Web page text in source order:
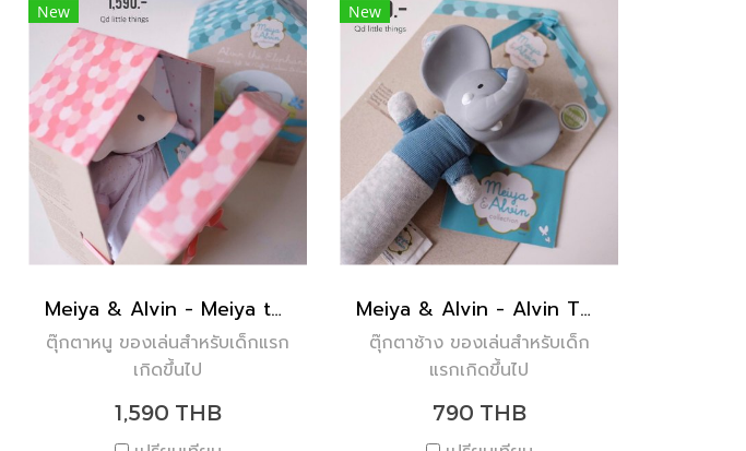
New
Meiya & Alvin - Meiya the Mouse
ตุ๊กตาหนู ของเล่นสำหรับเด็กแรก
เกิดขึ้นไป
1,590 THB
New
Meiya & Alvin - Alvin The Elephant Rubber Squeaker
ตุ๊กตาช้าง ของเล่นสำหรับเด็ก
แรกเกิดขึ้นไป
790 THB